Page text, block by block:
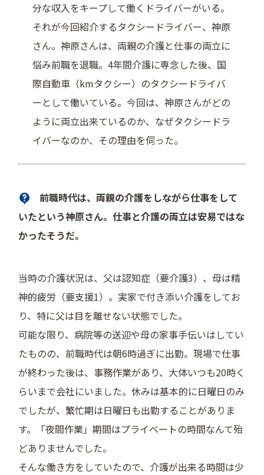
分な収入をキープして働くドライバーがいる。
それが今回紹介するタクシードライバー、神原
さん。神原さんは、両親の介護と仕事の両立に
悩み前職を退職。4年間介護に専念した後、国
際自動車（kmタクシー）のタクシードライバ
ーとして働いている。今回は、神原さんがどの
ように両立出来ているのか、なぜタクシードラ
イバーなのか、その理由を伺った。
前職時代は、両親の介護をしながら仕事をして
いたという神原さん。仕事と介護の両立は安易ではな
かったそうだ。
当時の介護状況は、父は認知症（要介護3）、母は精
神的疲労（要支援1）。実家で付き添い介護をしてお
り、特に父は目を離せない状態でした。
可能な限り、病院等の送迎や母の家事手伝いはしてい
たものの、前職時代は朝6時過ぎに出勤。現場で仕事
が終わった後は、事務作業があり、大体いつも20時く
らいまで会社にいました。休みは基本的に日曜日のみ
でしたが、繁忙期は日曜日も出勤することがありま
す。「夜間作業」期間はプライベートの時間なんて殆
どありませんでした。
そんな働き方をしていたので、介護が出来る時間は少